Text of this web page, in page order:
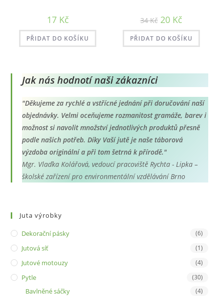
17 Kč
PŘIDAT DO KOŠÍKU
34Kč Původní
cena
byla:
34 Kč.
20 KčAktuální
cena
je:
20 Kč.
PŘIDAT DO KOŠÍKU
Jak nás hodnotí naši zákazníci
"Děkujeme za rychlé a vstřícné jednání při doručování naší
objednávky. Velmi oceňujeme rozmanitost gramáže, barev i
možnost si navolit množství jednotlivých produktů přesně
podle našich potřeb. Díky Vaší jutě je naše táborová
výzdoba originální a při tom šetrná k přírodě."
Mgr. Vlaďka Kolářová, vedoucí pracoviště Rychta - Lipka –
školské zařízení pro environmentální vzdělávání Brno
Juta výrobky
Dekorační pásky (6)
Jutová síť (1)
Jutové motouzy (4)
Pytle (30)
Bavlněné sáčky (4)